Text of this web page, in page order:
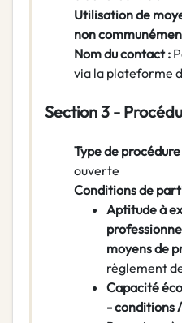
Utilisation de
non
Nom du contact :
via la plateforme
Section 3 -
Type de procédure
ouverte
Conditions de
Aptitude à
moyens de
règlement
Capacité
- conditions